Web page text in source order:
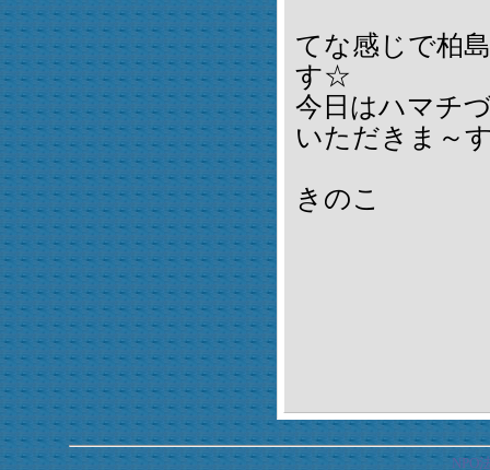
てな感じで柏
す☆
今日はハマチ
いただきま～
きのこ
NPO